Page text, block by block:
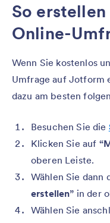
So
Online-
Wenn Sie kostenlos
Umfrage auf Jotform
dazu am besten
Besuchen Sie die
Klicken Sie auf
oberen Leiste.
Wählen Sie dann
erstellen” in der
Wählen Sie